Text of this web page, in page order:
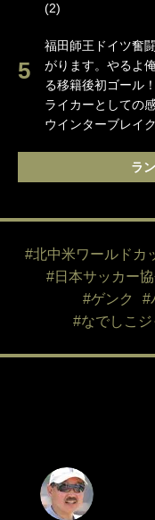
(2)
福田師王ドイツ奮
がります。やるよ
る移籍後初ゴール
ライカーとしての
ウインターブレイク
ラ
#北中米ワールドカ
#日本サッカー
#ゲンク
#
#なでしこジ